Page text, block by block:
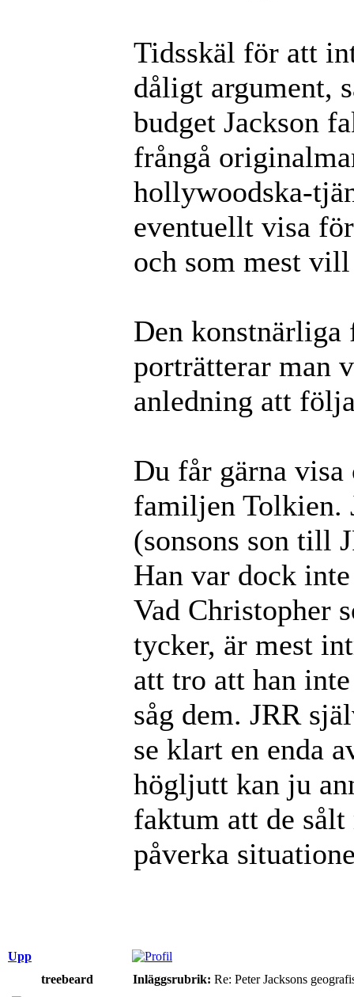
Tidsskäl för att
dåligt argument,
budget Jackson
frångå
hollywoodska-
eventuellt visa
och som mest
Den
porträtterar man
anledning att
Du får gärna
familjen Tolkien.
(sonsons son till
Han var dock
Vad Christopher
tycker, är mest
att tro att han
såg dem. JRR
se klart en enda
högljutt kan ju
faktum att de
påverka
Upp
treebeard
Inläggsrubrik: Re: Peter Jacksons